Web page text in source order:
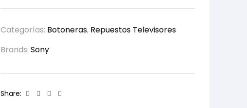
Categorías: Botoneras, Repuestos Televisores
Brands: Sony
Share: Facebook
TwitterLinkedin